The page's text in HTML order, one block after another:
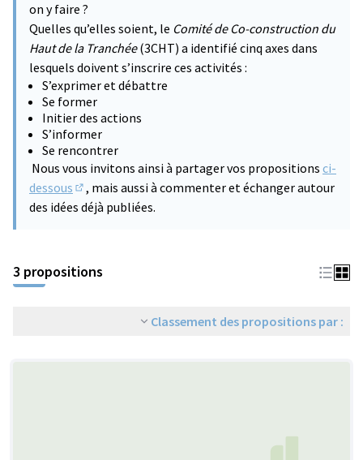
on y faire ?
Quelles qu’elles soient, le Comité de Co-construction du
Haut de la Tranchée(3CHT) a identifié cinq axes dans
lesquels doivent s’inscrire ces activités :
S’exprimer et débattre
Se former
Initier des actions
S’informer
Se rencontrer
Nous vous invitons ainsi à partager vos propositions ci-
dessous
(S'ouvre dans un nouvel onglet)
, mais aussi à commenter et échanger autour
des idées déjà publiées.
3 propositions
Classement des propositions par :